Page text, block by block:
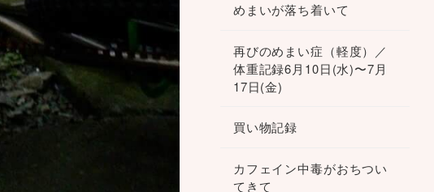
めまいが落ち着いて
再びのめまい症（軽度）／
体重記録6月10日(水)〜7月
17日(金)
買い物記録
カフェイン中毒がおちつい
てきて